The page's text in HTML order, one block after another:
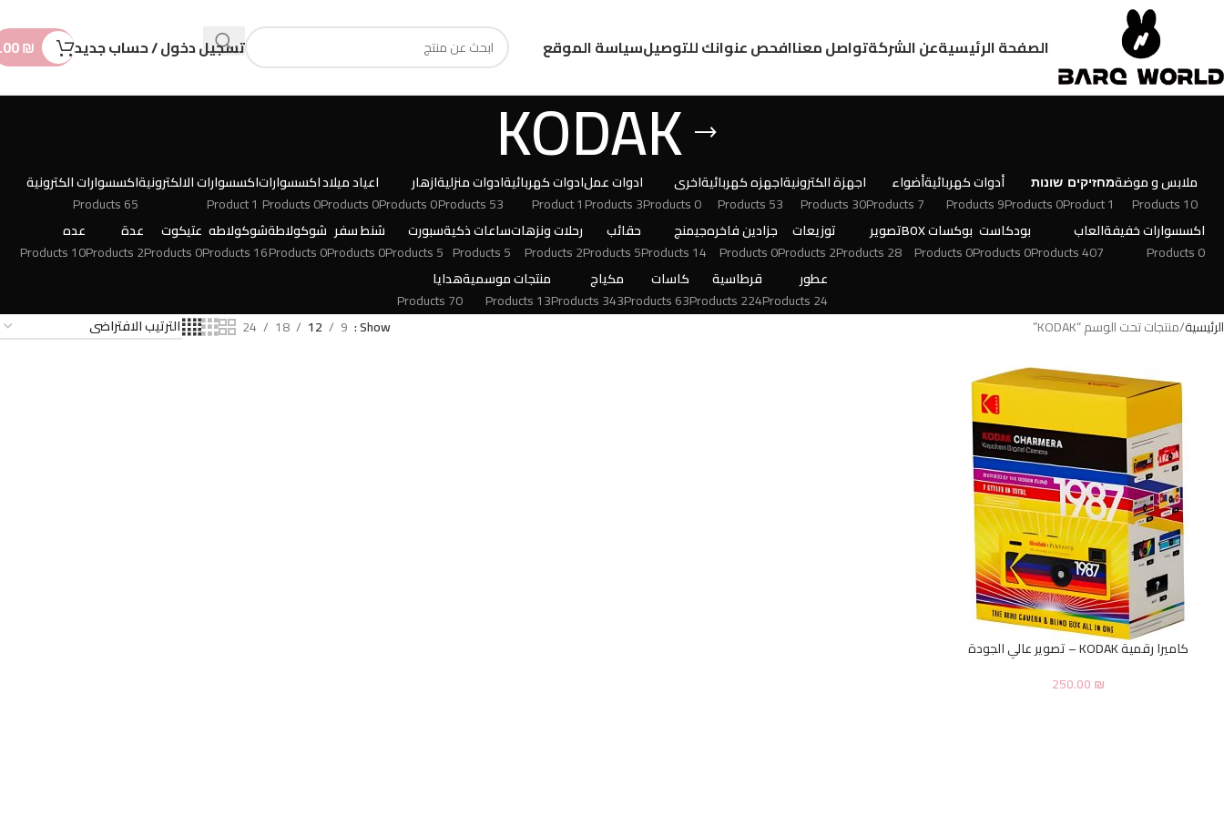
الصفحة الرئيسيةعن الشركةتواصل معناافحص عنوانك للتوصيلسياسة الموقع تسجيل دخول / حساب جديد ₪
KODAK
ملابس و موضة
10 Products
מחזיקים
1 Product
שונות
0 Products
أدوات كهربائية
9 Products
أضواء
7 Products
اجهزة الكترونية
30 Products
اجهزه كهربائية
53 Products
اخرى
0 Products
ادوات عمل
3 Products
ادوات كهربائية
1 Product
ادوات منزلية
53 Products
ازهار
0 Products
اعياد ميلاد
0 Products
اكسسوارات
0 Products
اكسسوارات الالكترونية
1 Product
اكسسوارات الكترونية
65 Products
اكسسوارات خفيفة
0 Products
العاب
407 Products
بودكاست
0 Products
بوكسات BOX
0 Products
تصوير
28 Products
توزيعات
2 Products
جزادين فاخره
0 Products
جيمنج
14 Products
حقائب
5 Products
رحلات ونزهات
2 Products
ساعات ذكية
5 Products
سبورت
5 Products
شنط سفر
0 Products
شوكولاطة
0 Products
شوكولاطه
16 Products
عتيكوت
0 Products
عدة
2 Products
عده
10 Products
عطور
24 Products
قرطاسية
224 Products
كاسات
63 Products
مكياج
343 Products
منتجات موسمية
13 Products
هدايا
70 Products
الرئيسية منتجات تحت الوسم “KODAK” Show
9
12
18
24
كاميرا رقمية KODAK – تصوير عالي الجودة
250.00₪